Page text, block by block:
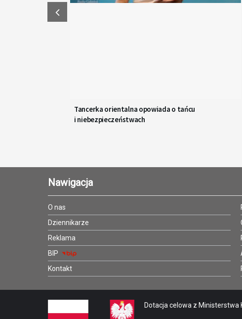
Tancerka orientalna opowiada o tańcu
i niebezpieczeństwach
Nawigacja
O nas
Dziennikarze
Reklama
BIP
Kontakt
Dotacja celowa z Ministerstwa